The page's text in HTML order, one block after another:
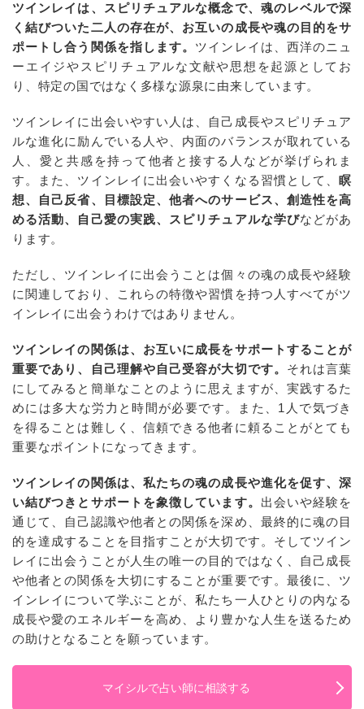
ツインレイは、スピリチュアルな概念で、魂のレベルで深
く結びついた二人の存在が、お互いの成長や魂の目的をサ
ポートし合う関係を指します。 ツインレイは、西洋のニュ
ーエイジやスピリチュアルな文献や思想を起源としてお
り、特定の国ではなく多様な源泉に由来しています。
ツインレイに出会いやすい人は、自己成長やスピリチュア
ルな進化に励んでいる人や、内面のバランスが取れている
人、愛と共感を持って他者と接する人などが挙げられま
す。また、ツインレイに出会いやすくなる習慣として、瞑
想、自己反省、目標設定、他者へのサービス、創造性を高
める活動、自己愛の実践、スピリチュアルな学びなどがあ
ります。
ただし、ツインレイに出会うことは個々の魂の成長や経験
に関連しており、これらの特徴や習慣を持つ人すべてがツ
インレイに出会うわけではありません。
ツインレイの関係は、お互いに成長をサポートすることが
重要であり、自己理解や自己受容が大切です。 それは言葉
にしてみると簡単なことのように思えますが、実践するた
めには多大な労力と時間が必要です。また、1人で気づき
を得ることは難しく、信頼できる他者に頼ることがとても
重要なポイントになってきます。
ツインレイの関係は、私たちの魂の成長や進化を促す、深
い結びつきとサポートを象徴しています。 出会いや経験を
通じて、自己認識や他者との関係を深め、最終的に魂の目
的を達成することを目指すことが大切です。そしてツイン
レイに出会うことが人生の唯一の目的ではなく、自己成長
や他者との関係を大切にすることが重要です。最後に、ツ
インレイについて学ぶことが、私たち一人ひとりの内なる
成長や愛のエネルギーを高め、より豊かな人生を送るため
の助けとなることを願っています。
マイシルで占い師に相談する